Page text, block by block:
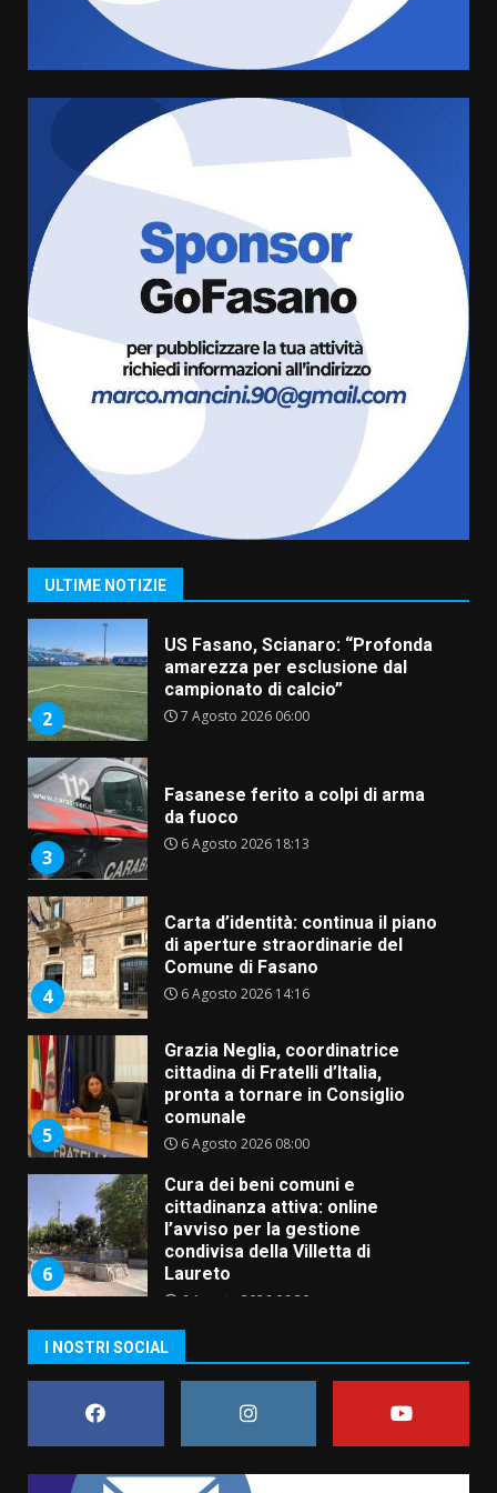
ULTIME NOTIZIE
Cura dei beni comuni e
cittadinanza attiva: online
l’avviso per la gestione
condivisa della Villetta di
Laureto
La magia del Minareto e la prima
assoluta de “L’Albergo
Belvedere. Il rapimento”
6 Agosto 2026 06:15
“I Contestatori: Musica di
Rivoluzione”: nuovo
appuntamento con “Fasano in
Banda”
7 Agosto 2026 06:05
2
US Fasano, Scianaro: “Profonda
amarezza per esclusione dal
3
Fasanese ferito a colpi di arma
da fuoco
4
Carta d’identità: continua il piano
di aperture straordinarie del
Comune di Fasano
6 Agosto 2026 14:16
5
Grazia Neglia, coordinatrice
cittadina di Fratelli d’Italia,
pronta a tornare in Consiglio
comunale
6 Agosto 2026 08:00
6
Cura dei beni comuni e
cittadinanza attiva: online
l’avviso per la gestione
condivisa della Villetta di
Laureto
7
La magia del Minareto e la prima
assoluta de “L’Albergo
Belvedere. Il rapimento”
6 Agosto 2026 06:15
“I Contestatori: Musica di
Rivoluzione”: nuovo
7 Agosto 2026 06:05
US Fasano, Scianaro: “Profonda
I NOSTRI SOCIAL